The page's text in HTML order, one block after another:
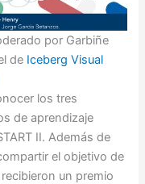
por Garbiñe
de Iceberg Visual
los tres
de aprendizaje
II. Además de
el objetivo de
un premio